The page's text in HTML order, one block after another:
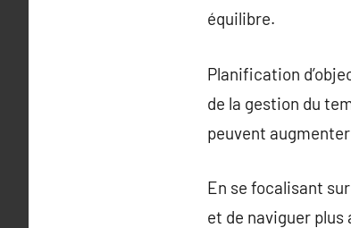
équilibre.
Planification
de la gestion du
peuvent
En se focalisant
et de naviguer